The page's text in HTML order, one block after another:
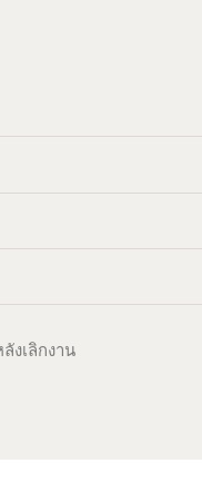
งเลิกงาน